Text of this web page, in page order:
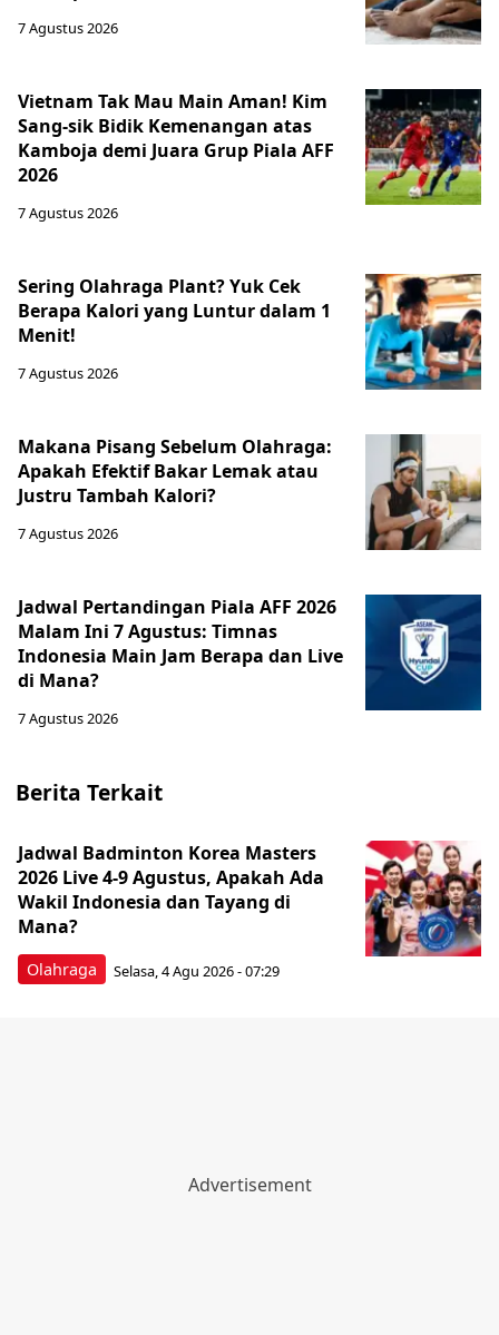
7 Agustus 2026
Vietnam Tak Mau Main Aman! Kim
Sang-sik Bidik Kemenangan atas
Kamboja demi Juara Grup Piala AFF
2026
7 Agustus 2026
Sering Olahraga Plant? Yuk Cek
Berapa Kalori yang Luntur dalam 1
Menit!
7 Agustus 2026
Makana Pisang Sebelum Olahraga:
Apakah Efektif Bakar Lemak atau
Justru Tambah Kalori?
7 Agustus 2026
Jadwal Pertandingan Piala AFF 2026
Malam Ini 7 Agustus: Timnas
Indonesia Main Jam Berapa dan Live
di Mana?
7 Agustus 2026
Berita Terkait
Olahraga
Jadwal Badminton Korea Masters
2026 Live 4-9 Agustus, Apakah Ada
Wakil Indonesia dan Tayang di
Mana?
Selasa, 4 Agu 2026 - 07:29